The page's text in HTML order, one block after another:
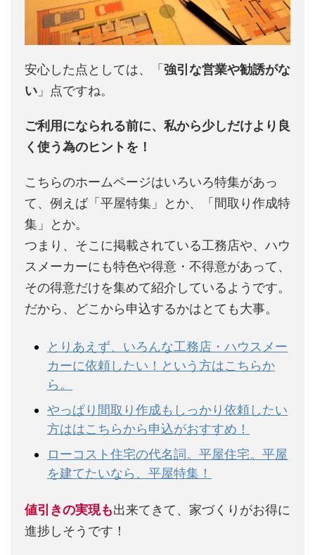
安心した点としては、「 強引な営業や勧誘がな
い 」点ですね。
ご利用になられる前に、私から少しだけより良
く使う為のヒントを！
こちらのホームページはいろいろ特集があっ
て、例えば「平屋特集」とか、「間取り作成特
集」とか。
つまり、そこに掲載されている工務店や、ハウ
スメーカーにも特色や得意・不得意があって、
その得意だけを集めて紹介しているようです。
だから、どこから申込するかはとても大事。
とりあえず、いろんな工務店・ハウスメー
カーに依頼したい！という方はこちらか
ら。
やっぱり間取り作成もしっかり依頼したい
方ははこちらから申込がおすすめ！
ローコスト住宅の代名詞。平屋住宅。平屋
を建てたいなら、平屋特集！
値引きの実現も出来てきて、家づくりがお得に
進捗しそうです！